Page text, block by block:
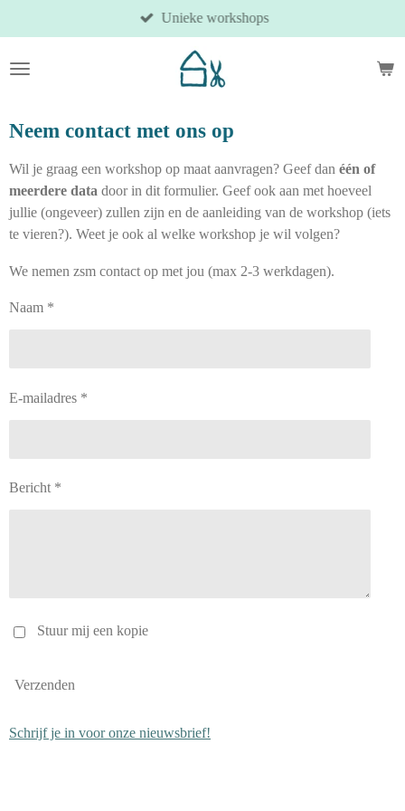
direct
naar
Unieke workshops
Neem contact met ons op
Wil je graag een workshop op maat aanvragen? Geef dan één of
meerdere data door in dit formulier. Geef ook aan met hoeveel
jullie (ongeveer) zullen zijn en de aanleiding van de workshop (iets
te vieren?). Weet je ook al welke workshop je wil volgen?
We nemen zsm contact op met jou (max 2-3 werkdagen).
Naam *
E-mailadres *
Bericht *
Stuur mij een kopie
Verzenden
Schrijf je in voor onze nieuwsbrief!